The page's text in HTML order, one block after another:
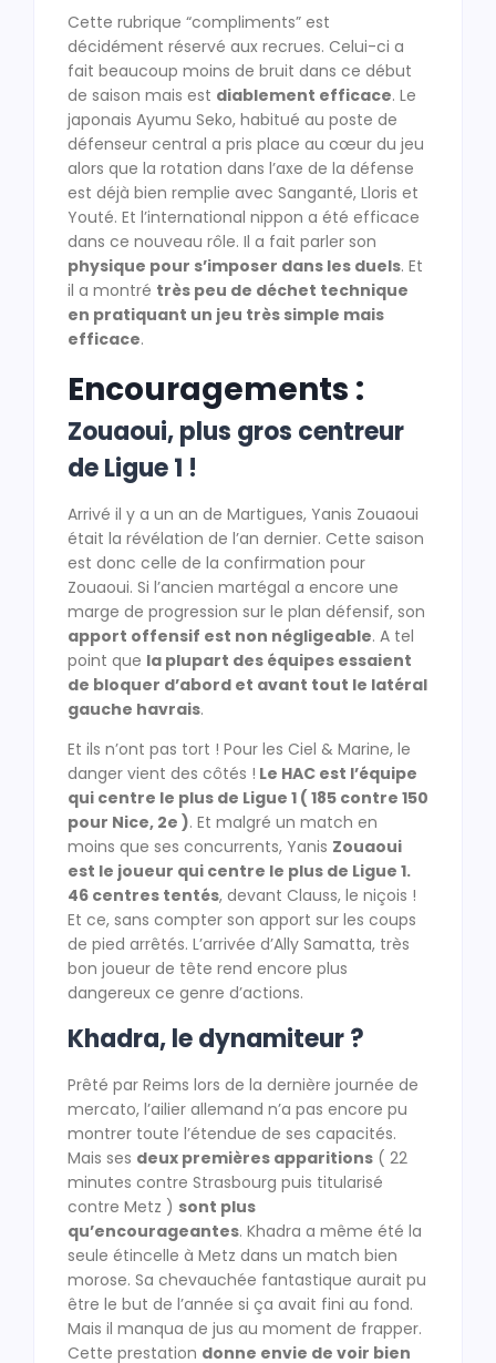
Cette rubrique “compliments” est
décidément réservé aux recrues. Celui-ci a
fait beaucoup moins de bruit dans ce début
de saison mais est diablement efficace. Le
japonais Ayumu Seko, habitué au poste de
défenseur central a pris place au cœur du jeu
alors que la rotation dans l’axe de la défense
est déjà bien remplie avec Sanganté, Lloris et
Youté. Et l’international nippon a été efficace
dans ce nouveau rôle. Il a fait parler son
physique pour s’imposer dans les duels. Et
il a montré très peu de déchet technique
en pratiquant un jeu très simple mais
efficace.
Encouragements :
Zouaoui, plus gros centreur
de Ligue 1 !
Arrivé il y a un an de Martigues, Yanis Zouaoui
était la révélation de l’an dernier. Cette saison
est donc celle de la confirmation pour
Zouaoui. Si l’ancien martégal a encore une
marge de progression sur le plan défensif, son
apport offensif est non négligeable. A tel
point que la plupart des équipes essaient
de bloquer d’abord et avant tout le latéral
gauche havrais.
Et ils n’ont pas tort ! Pour les Ciel & Marine, le
danger vient des côtés ! Le HAC est l’équipe
qui centre le plus de Ligue 1 ( 185 contre 150
pour Nice, 2e ). Et malgré un match en
moins que ses concurrents, Yanis Zouaoui
est le joueur qui centre le plus de Ligue 1.
46 centres tentés, devant Clauss, le niçois !
Et ce, sans compter son apport sur les coups
de pied arrêtés. L’arrivée d’Ally Samatta, très
bon joueur de tête rend encore plus
dangereux ce genre d’actions.
Khadra, le dynamiteur ?
Prêté par Reims lors de la dernière journée de
mercato, l’ailier allemand n’a pas encore pu
montrer toute l’étendue de ses capacités.
Mais ses deux premières apparitions ( 22
minutes contre Strasbourg puis titularisé
contre Metz ) sont plus
qu’encourageantes. Khadra a même été la
seule étincelle à Metz dans un match bien
morose. Sa chevauchée fantastique aurait pu
être le but de l’année si ça avait fini au fond.
Mais il manqua de jus au moment de frapper.
Cette prestation donne envie de voir bien